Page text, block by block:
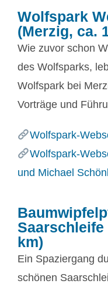
Wolfspark
(Merzig, ca.
Wie zuvor schon
des Wolfsparks,
Wolfspark bei
Vorträge und
Wolfspark-
Wolfspark-
und Michael
Saarschleife
km)
Ein Spaziergang
schönen